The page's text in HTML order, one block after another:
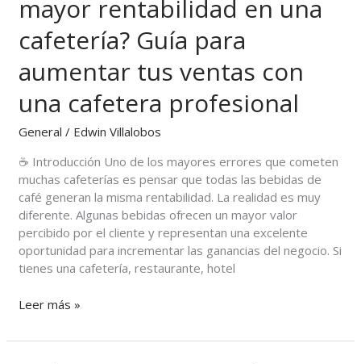
mayor rentabilidad en una
cafetería? Guía para
aumentar tus ventas con
una cafetera profesional
General / Edwin Villalobos
☕ Introducción Uno de los mayores errores que cometen
muchas cafeterías es pensar que todas las bebidas de
café generan la misma rentabilidad. La realidad es muy
diferente. Algunas bebidas ofrecen un mayor valor
percibido por el cliente y representan una excelente
oportunidad para incrementar las ganancias del negocio. Si
tienes una cafetería, restaurante, hotel
generan
mayor
rentabilidad
una
Guía
para
tus
ventas
con
una
cafetera
profesional
Leer más »